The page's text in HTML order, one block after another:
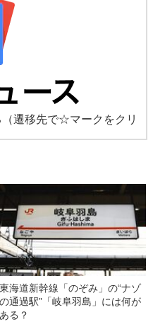
（遷移先で☆マークをクリ
東海道新幹線「のぞみ」の“ナゾ
の通過駅”「岐阜羽島」には何が
ある？